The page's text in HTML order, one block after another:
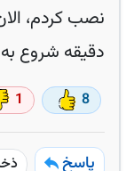
نصب کردم،
دقیقه شروع
8
1
پاسخ